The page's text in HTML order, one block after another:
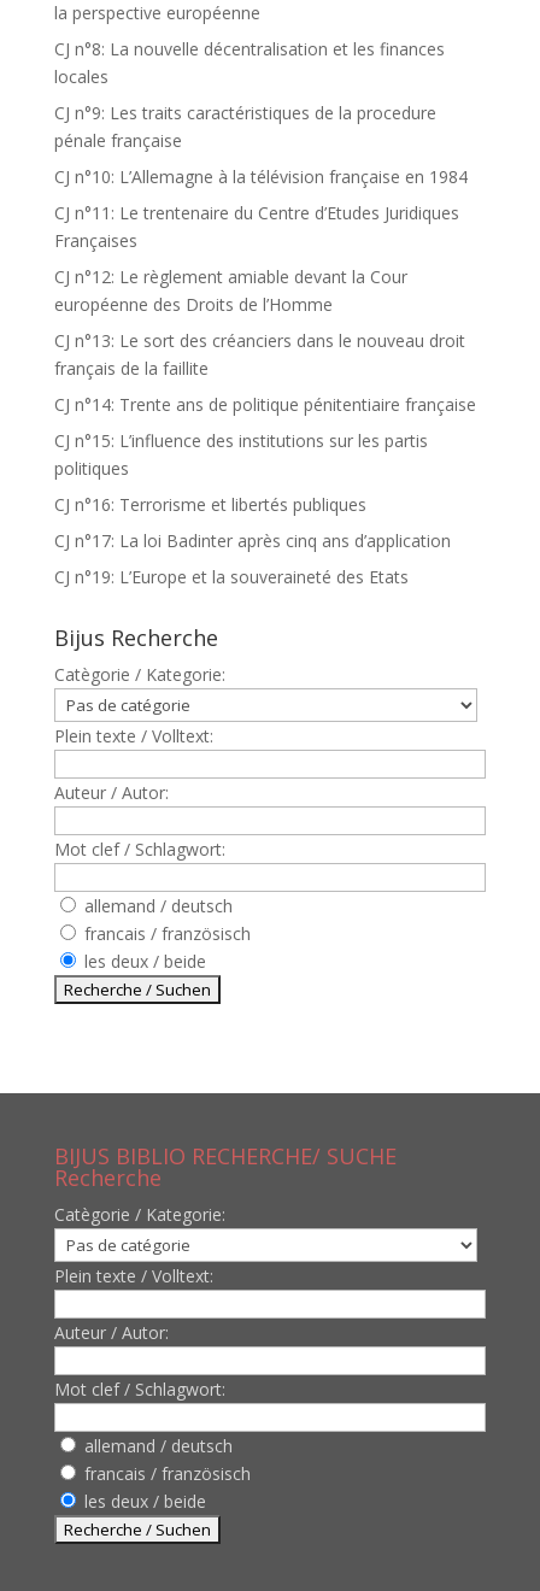
la perspective européenne
CJ n°8: La nouvelle décentralisation et les finances
locales
CJ n°9: Les traits caractéristiques de la procedure
pénale française
CJ n°10: L’Allemagne à la télévision française en 1984
CJ n°11: Le trentenaire du Centre d’Etudes Juridiques
Françaises
CJ n°12: Le règlement amiable devant la Cour
européenne des Droits de l’Homme
CJ n°13: Le sort des créanciers dans le nouveau droit
français de la faillite
CJ n°14: Trente ans de politique pénitentiaire française
CJ n°15: L’influence des institutions sur les partis
politiques
CJ n°16: Terrorisme et libertés publiques
CJ n°17: La loi Badinter après cinq ans d’application
CJ n°19: L’Europe et la souveraineté des Etats
Bijus Recherche
Catègorie / Kategorie:
Plein texte / Volltext:
Auteur / Autor:
Mot clef / Schlagwort:
allemand / deutsch
francais / französisch
les deux / beide
BIJUS BIBLIO RECHERCHE/ SUCHE
Recherche
Catègorie / Kategorie:
Plein texte / Volltext:
Auteur / Autor:
Mot clef / Schlagwort:
allemand / deutsch
francais / französisch
les deux / beide